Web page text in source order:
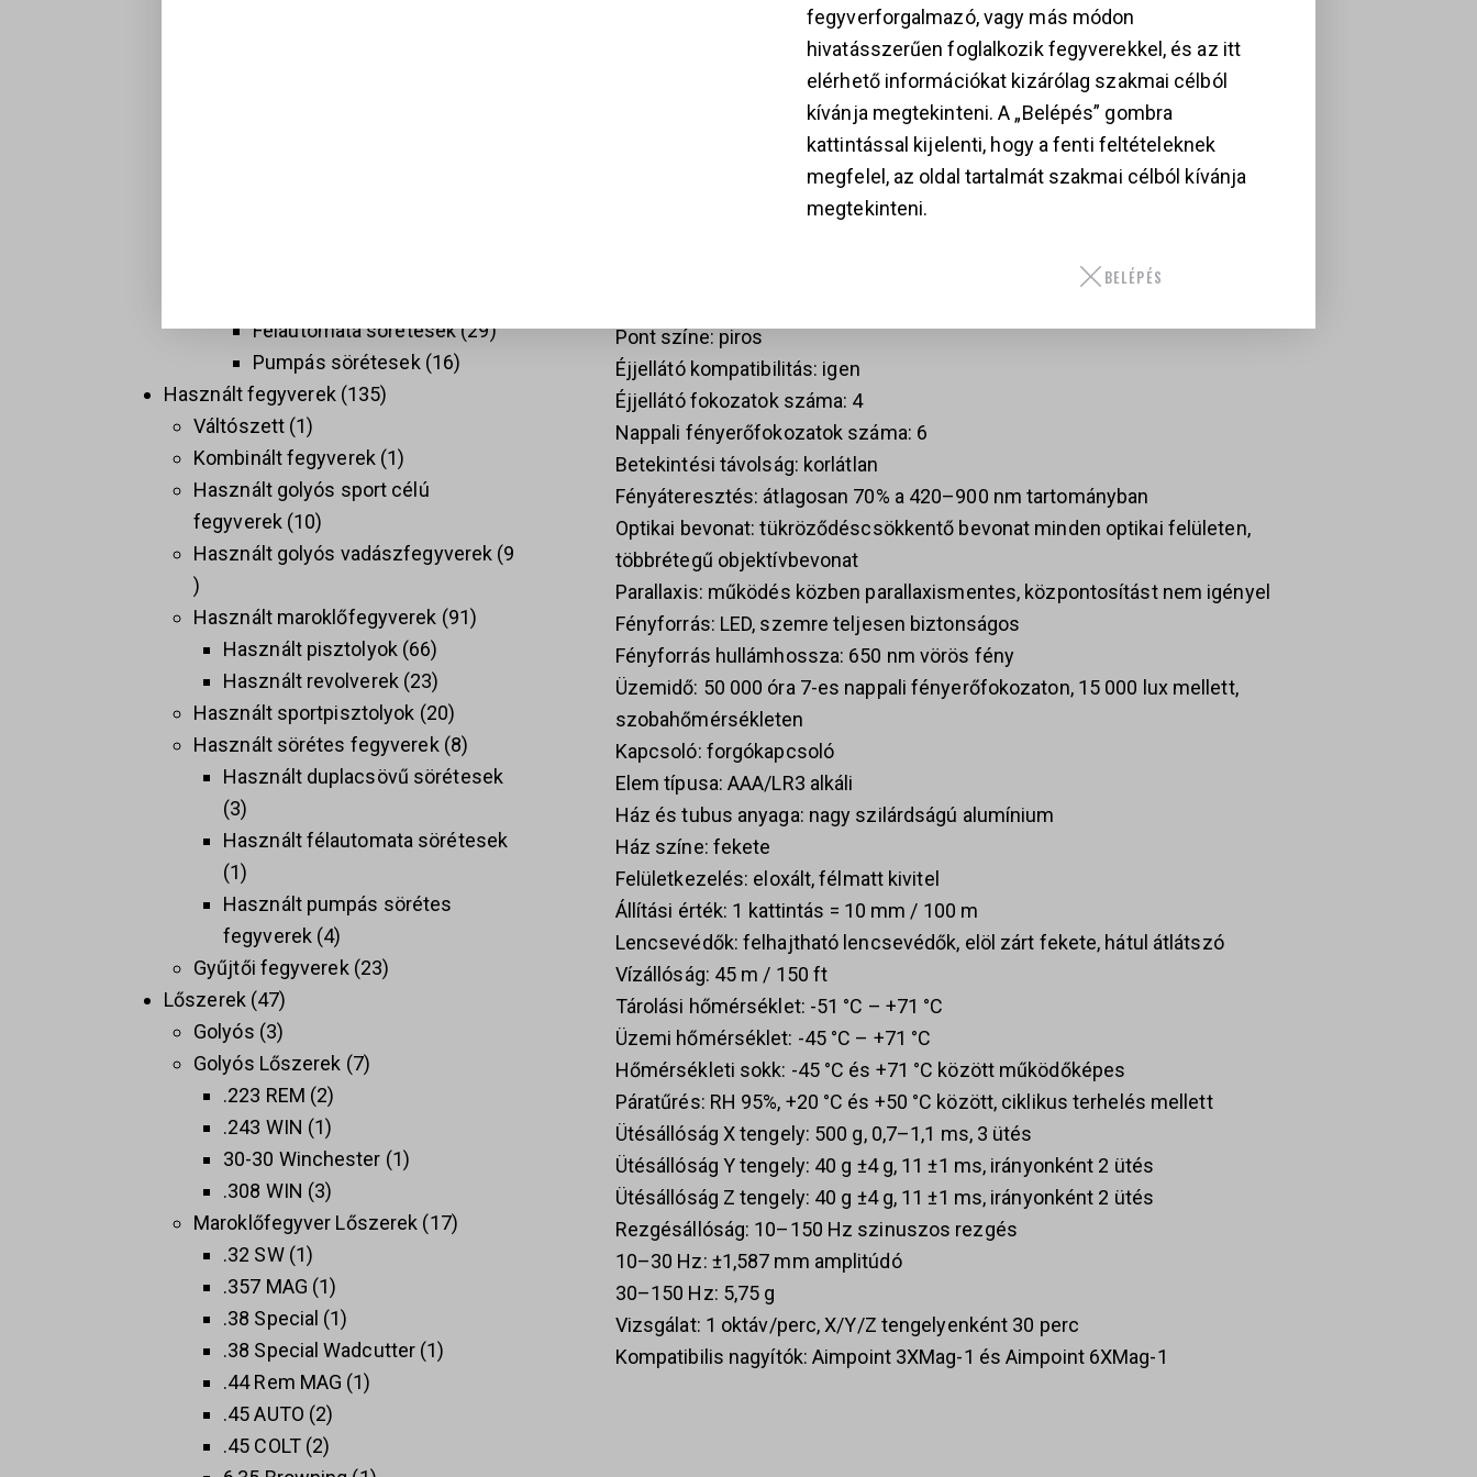
professzionális szolgálati, sportlövészeti és taktikai felhasználásra
A CompM5 változat magas elemtartó rekesszel, míg a CompM5S alacsony
elemtartó rekesszel készül.
Pont színe: piros
Éjjellátó kompatibilitás: igen
Éjjellátó fokozatok száma: 4
Nappali fényerőfokozatok száma: 6
Betekintési távolság: korlátlan
Fényáteresztés: átlagosan 70% a 420–900 nm tartományban
Optikai bevonat: tükröződéscsökkentő bevonat minden optikai felületen,
többrétegű objektívbevonat
Parallaxis: működés közben parallaxismentes, központosítást nem igényel
Fényforrás: LED, szemre teljesen biztonságos
Fényforrás hullámhossza: 650 nm vörös fény
Üzemidő: 50 000 óra 7-es nappali fényerőfokozaton, 15 000 lux mellett,
szobahőmérsékleten
Kapcsoló: forgókapcsoló
Elem típusa: AAA/LR3 alkáli
Ház és tubus anyaga: nagy szilárdságú alumínium
Ház színe: fekete
Felületkezelés: eloxált, félmatt kivitel
Állítási érték: 1 kattintás = 10 mm / 100 m
Lencsevédők: felhajtható lencsevédők, elöl zárt fekete, hátul átlátszó
Vízállóság: 45 m / 150 ft
Tárolási hőmérséklet: -51 °C – +71 °C
Üzemi hőmérséklet: -45 °C – +71 °C
Hőmérsékleti sokk: -45 °C és +71 °C között működőképes
Páratűrés: RH 95%, +20 °C és +50 °C között, ciklikus terhelés mellett
Ütésállóság X tengely: 500 g, 0,7–1,1 ms, 3 ütés
Ütésállóság Y tengely: 40 g ±4 g, 11 ±1 ms, irányonként 2 ütés
Ütésállóság Z tengely: 40 g ±4 g, 11 ±1 ms, irányonként 2 ütés
Rezgésállóság: 10–150 Hz szinuszos rezgés
10–30 Hz: ±1,587 mm amplitúdó
30–150 Hz: 5,75 g
Vizsgálat: 1 oktáv/perc, X/Y/Z tengelyenként 30 perc
Kompatibilis nagyítók: Aimpoint 3XMag-1 és Aimpoint 6XMag-1
Félautomata sörétesek 29
Pumpás sörétesek 16
Használt fegyverek 135
Váltószett 1
Kombinált fegyverek 1
Használt golyós sport célú
fegyverek 10
Használt golyós vadászfegyverek 9
Használt maroklőfegyverek 91
Használt pisztolyok 66
Használt revolverek 23
Használt sportpisztolyok 20
Használt sörétes fegyverek 8
Használt duplacsövű sörétesek
3
Használt félautomata sörétesek
1
Használt pumpás sörétes
fegyverek 4
Gyűjtői fegyverek 23
Lőszerek 47
Golyós 3
Golyós Lőszerek 7
.223 REM 2
.243 WIN
1
30-30 Winchester 1
.308 WIN
3
Maroklőfegyver Lőszerek 17
.32 SW 1
.357 MAG 1
.38 Special
1
.38 Special Wadcutter 1
.44 Rem MAG 1
.45 AUTO 2
.45 COLT 2
fegyverforgalmazó, vagy más módon
hivatásszerűen foglalkozik fegyverekkel, és az itt
elérhető információkat kizárólag szakmai célból
kívánja megtekinteni. A „Belépés” gombra
kattintással kijelenti, hogy a fenti feltételeknek
megfelel, az oldal tartalmát szakmai célból kívánja
megtekinteni.
BELÉPÉS